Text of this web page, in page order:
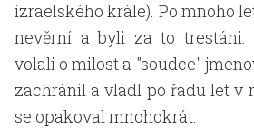
izraelského krále). Po mnoho
nevěrní a byli za to trestáni.
volali o milost a "soudce"
zachránil a vládl po řadu let v
se opakoval mnohokrát.